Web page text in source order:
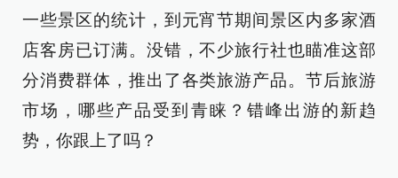
一些景区的统计，到元宵节期间景区内多家酒
店客房已订满。没错，不少旅行社也瞄准这部
分消费群体，推出了各类旅游产品。节后旅游
市场，哪些产品受到青睐？错峰出游的新趋
势，你跟上了吗？